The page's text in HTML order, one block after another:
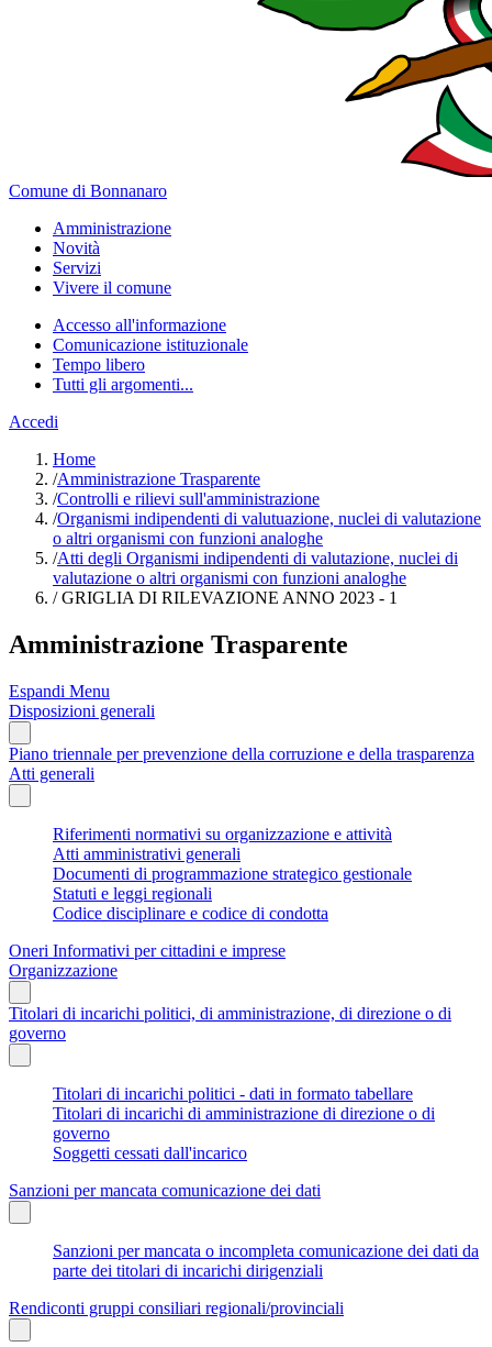
Comune di Bonnanaro
Amministrazione
Novità
Servizi
Vivere il comune
Accesso all'informazione
Comunicazione istituzionale
Tempo libero
Tutti gli argomenti...
Accedi
Home
/Amministrazione Trasparente
/Controlli e rilievi sull'amministrazione
/Organismi indipendenti di valutuazione, nuclei di valutazione
o altri organismi con funzioni analoghe
/Atti degli Organismi indipendenti di valutazione, nuclei di
valutazione o altri organismi con funzioni analoghe
/GRIGLIA DI RILEVAZIONE ANNO 2023 - 1
Amministrazione Trasparente
Espandi Menu
Disposizioni generali
Piano triennale per prevenzione della corruzione e della trasparenza
Atti generali
Riferimenti normativi su organizzazione e attività
Atti amministrativi generali
Documenti di programmazione strategico gestionale
Statuti e leggi regionali
Codice disciplinare e codice di condotta
Oneri Informativi per cittadini e imprese
Organizzazione
Titolari di incarichi politici, di amministrazione, di direzione o di
governo
Titolari di incarichi politici - dati in formato tabellare
Titolari di incarichi di amministrazione di direzione o di
governo
Soggetti cessati dall'incarico
Sanzioni per mancata comunicazione dei dati
Sanzioni per mancata o incompleta comunicazione dei dati da
parte dei titolari di incarichi dirigenziali
Rendiconti gruppi consiliari regionali/provinciali